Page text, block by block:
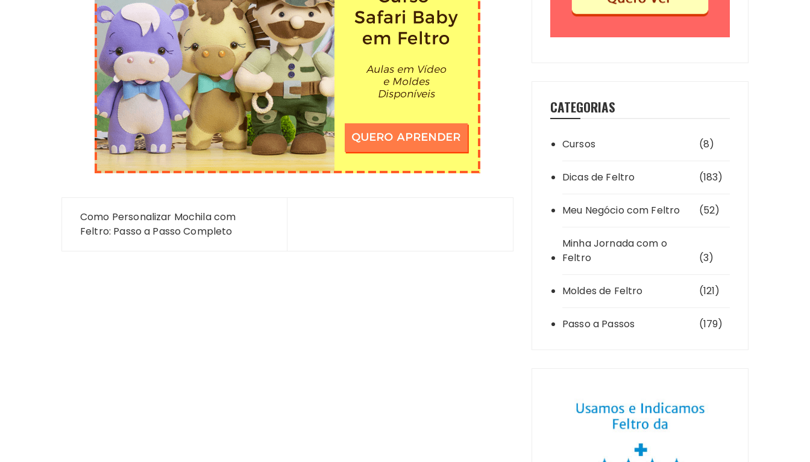
Navegação
deComo Personalizar Mochila com
Feltro: Passo a Passo Completo
CATEGORIAS
Cursos (8)
Dicas de Feltro (183)
Meu Negócio com Feltro (52)
Minha Jornada com o
Feltro
(3)
Moldes de Feltro (121)
Passo a Passos (179)